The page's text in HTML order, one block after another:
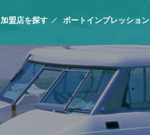
加盟店を探す ボートインプレッション